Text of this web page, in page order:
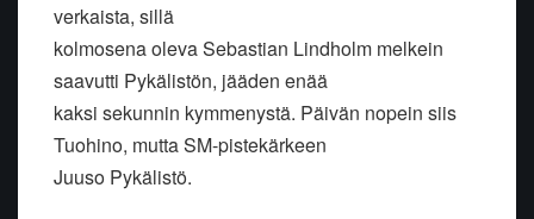
verkaista, sillä
kolmosena oleva Sebastian Lindholm melkein
saavutti Pykälistön, jääden enää
kaksi sekunnin kymmenystä. Päivän nopein siis
Tuohino, mutta SM-pistekärkeen
Juuso Pykälistö.